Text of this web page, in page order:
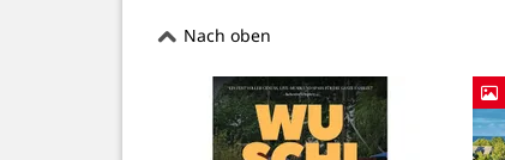
Nach oben